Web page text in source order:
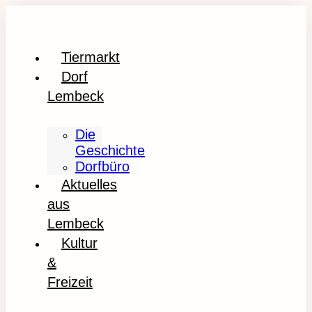
Tiermarkt
Dorf
Lembeck
Die
Geschichte
Dorfbüro
Aktuelles
aus
Lembeck
Kultur
&
Freizeit